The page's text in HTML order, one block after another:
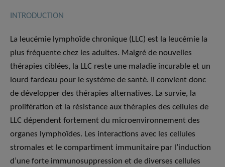
INTRODUCTION
La leucémie lymphoïde chronique (LLC) est la leucémie la
plus fréquente chez les adultes. Malgré de nouvelles
thérapies ciblées, la LLC reste une maladie incurable et un
lourd fardeau pour le système de santé. Il convient donc
de développer des thérapies alternatives. La survie, la
prolifération et la résistance aux thérapies des cellules de
LLC dépendent fortement du microenvironnement des
organes lymphoïdes. Les interactions avec les cellules
stromales et le compartiment immunitaire par l’induction
d’une forte immunosuppression et de diverses cellules